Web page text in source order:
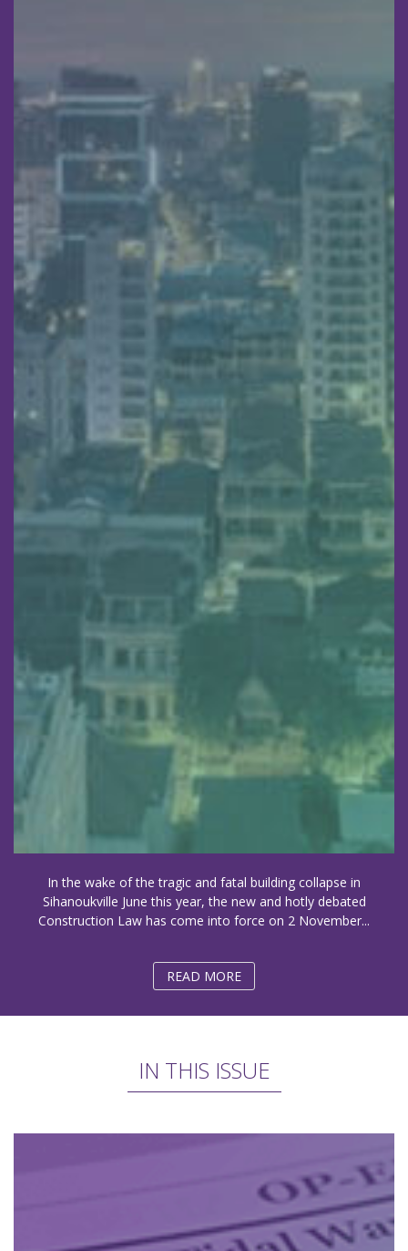
In the wake of the tragic and fatal building collapse in
Sihanoukville June this year, the new and hotly debated
Construction Law has come into force on 2 November...
READ MORE
IN THIS ISSUE